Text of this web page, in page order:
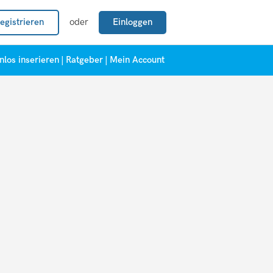
oder Einloggen
inserieren Ratgeber Mein Account